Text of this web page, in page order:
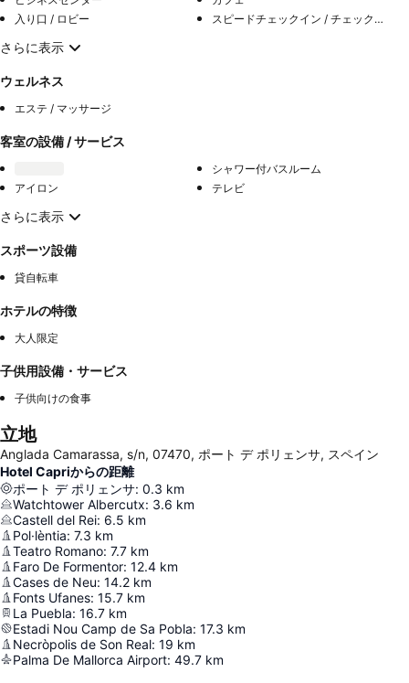
入り口 / ロビー
スピードチェックイン / チェックアウト
さらに表示
ウェルネス
エステ / マッサージ
客室の設備 / サービス
シャワー付バスルーム
アイロン
テレビ
さらに表示
スポーツ設備
貸自転車
ホテルの特徴
大人限定
子供用設備・サービス
子供向けの食事
立地
Anglada Camarassa, s/n, 07470, ポート デ ポリェンサ, スペイン
Hotel Capriからの距離
ポート デ ポリェンサ: 0.3 km
Watchtower Albercutx: 3.6 km
Castell del Rei: 6.5 km
Pol·lèntia: 7.3 km
Teatro Romano: 7.7 km
Faro De Formentor: 12.4 km
Cases de Neu: 14.2 km
Fonts Ufanes: 15.7 km
La Puebla: 16.7 km
Estadi Nou Camp de Sa Pobla: 17.3 km
Necròpolis de Son Real: 19 km
Palma De Mallorca Airport: 49.7 km